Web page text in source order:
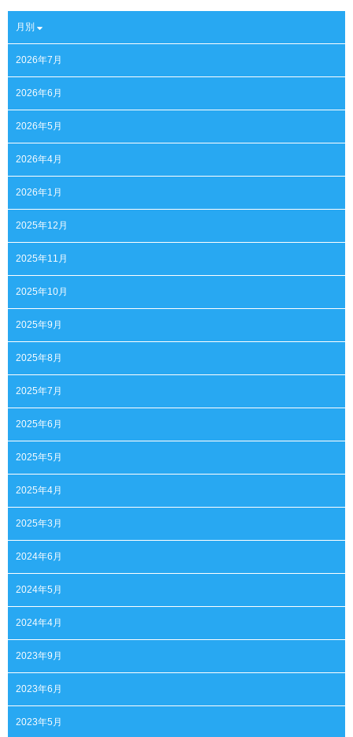
月別
2026年7月
2026年6月
2026年5月
2026年4月
2026年1月
2025年12月
2025年11月
2025年10月
2025年9月
2025年8月
2025年7月
2025年6月
2025年5月
2025年4月
2025年3月
2024年6月
2024年5月
2024年4月
2023年9月
2023年6月
2023年5月